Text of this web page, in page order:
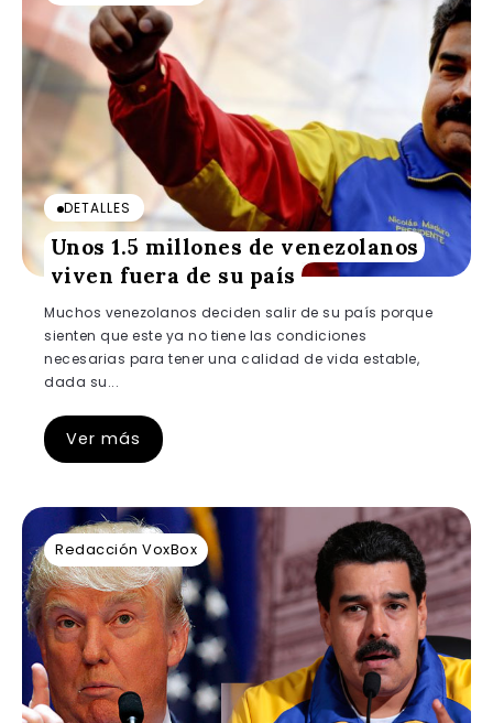
DETALLES
Unos 1.5 millones de venezolanos
viven fuera de su país
Muchos venezolanos deciden salir de su país porque
sienten que este ya no tiene las condiciones
necesarias para tener una calidad de vida estable,
dada su...
Ver más
Redacción VoxBox